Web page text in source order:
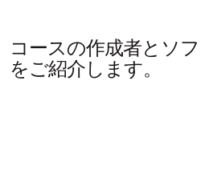
コースの作成者とソ
をご紹介します。